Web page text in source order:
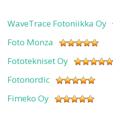
WaveTrace Fotoniikka Oy
Foto Monza
Fototekniset Oy
Fotonordic
Fimeko Oy